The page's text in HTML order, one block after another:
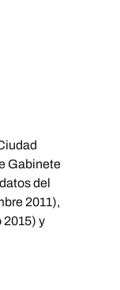
Gabinete
del
2011),
2015) y